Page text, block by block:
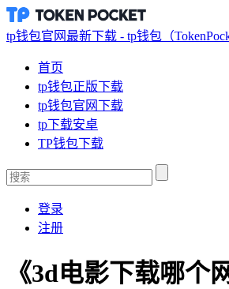
tp钱包官网最新下载 - tp钱包（
首页
tp钱包正版下载
tp钱包官网下载
tp下载安卓
TP钱包下载
登录
注册
《3d电影下载哪